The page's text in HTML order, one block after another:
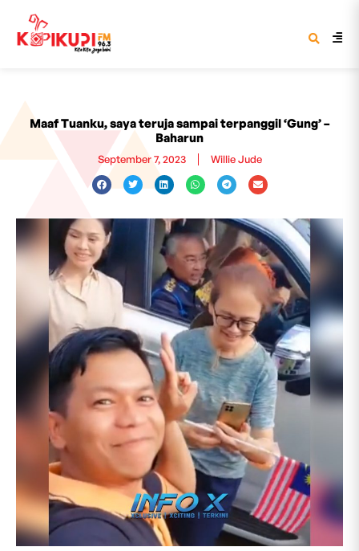
Maaf Tuanku, saya teruja sampai terpanggil ‘Gung’ –
Baharun
September 7, 2023 Willie Jude